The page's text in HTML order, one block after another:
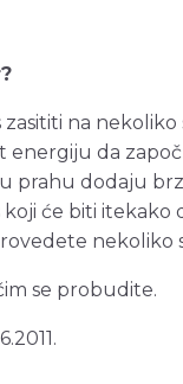
na nekoliko
energiju da
prahu dodaju
će biti itekako
nekoliko
se probudite.